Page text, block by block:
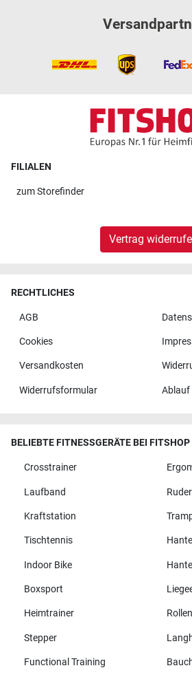
FILIALEN
zumStorefinder
Vertrag
RECHTLICHES
AGB
Cookies
Versandkosten
Widerrufsformular Ablauf
BELIEBTE FITNESSGERÄTE BEI FITSHOP
Crosstrainer
Laufband
Kraftstation
Tischtennis
Indoor Bike
Boxsport
Heimtrainer
Stepper
Functional Training